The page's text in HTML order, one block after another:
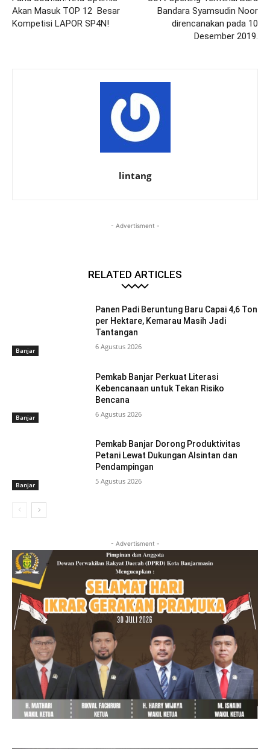
Akan Masuk TOP 12 Besar
Kompetisi LAPOR SP4N!
Bandara Syamsudin Noor
direncanakan pada 10
Desember 2019.
lintang
- Advertisment -
RELATED ARTICLES
Banjar
Panen Padi Beruntung Baru Capai 4,6 Ton
per Hektare, Kemarau Masih Jadi
Tantangan
6 Agustus 2026
Banjar
Pemkab Banjar Perkuat Literasi
Kebencanaan untuk Tekan Risiko
Bencana
6 Agustus 2026
Banjar
Pemkab Banjar Dorong Produktivitas
Petani Lewat Dukungan Alsintan dan
Pendampingan
5 Agustus 2026
- Advertisment -